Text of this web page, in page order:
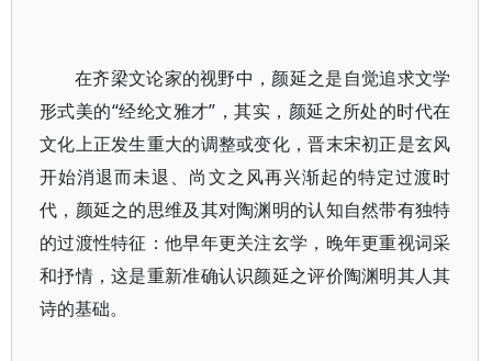
在齐梁文论家的视野中，颜延之是自觉追求文学
形式美的“经纶文雅才”，其实，颜延之所处的时代在
文化上正发生重大的调整或变化，晋末宋初正是玄风
开始消退而未退、尚文之风再兴渐起的特定过渡时
代，颜延之的思维及其对陶渊明的认知自然带有独特
的过渡性特征：他早年更关注玄学，晚年更重视词采
和抒情，这是重新准确认识颜延之评价陶渊明其人其
诗的基础。